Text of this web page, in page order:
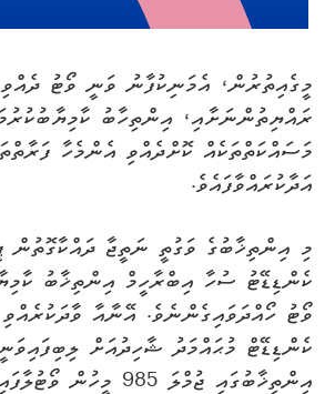
މީގެއިތުރުން، އެމަނިކުފާނު ވަނީ ވޯޓު
ރައްޔިތުންނަށާއި، އިންތިހާބު
މަސައްކަތްތަކެއް ކޮށްދެއްވި އެންމެހާ
އަދާކުރައްވާފައެވެ.
މި އިންތިޚާބުގެ ވަގުތީ ނަތީޖާ ދައްކާގޮތުން
ވޯޓު ހޯއްދަވައިގެންނެވެ. އޭނާއާ ވާދަކުރެއްވި
އިންތިޚާބުގައި ޖުމްލަ 985 މީހުން ވޯޓުލާފައިވެއެވެ.